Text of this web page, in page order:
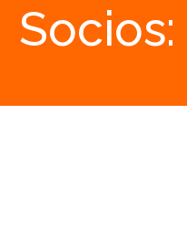
Socios: